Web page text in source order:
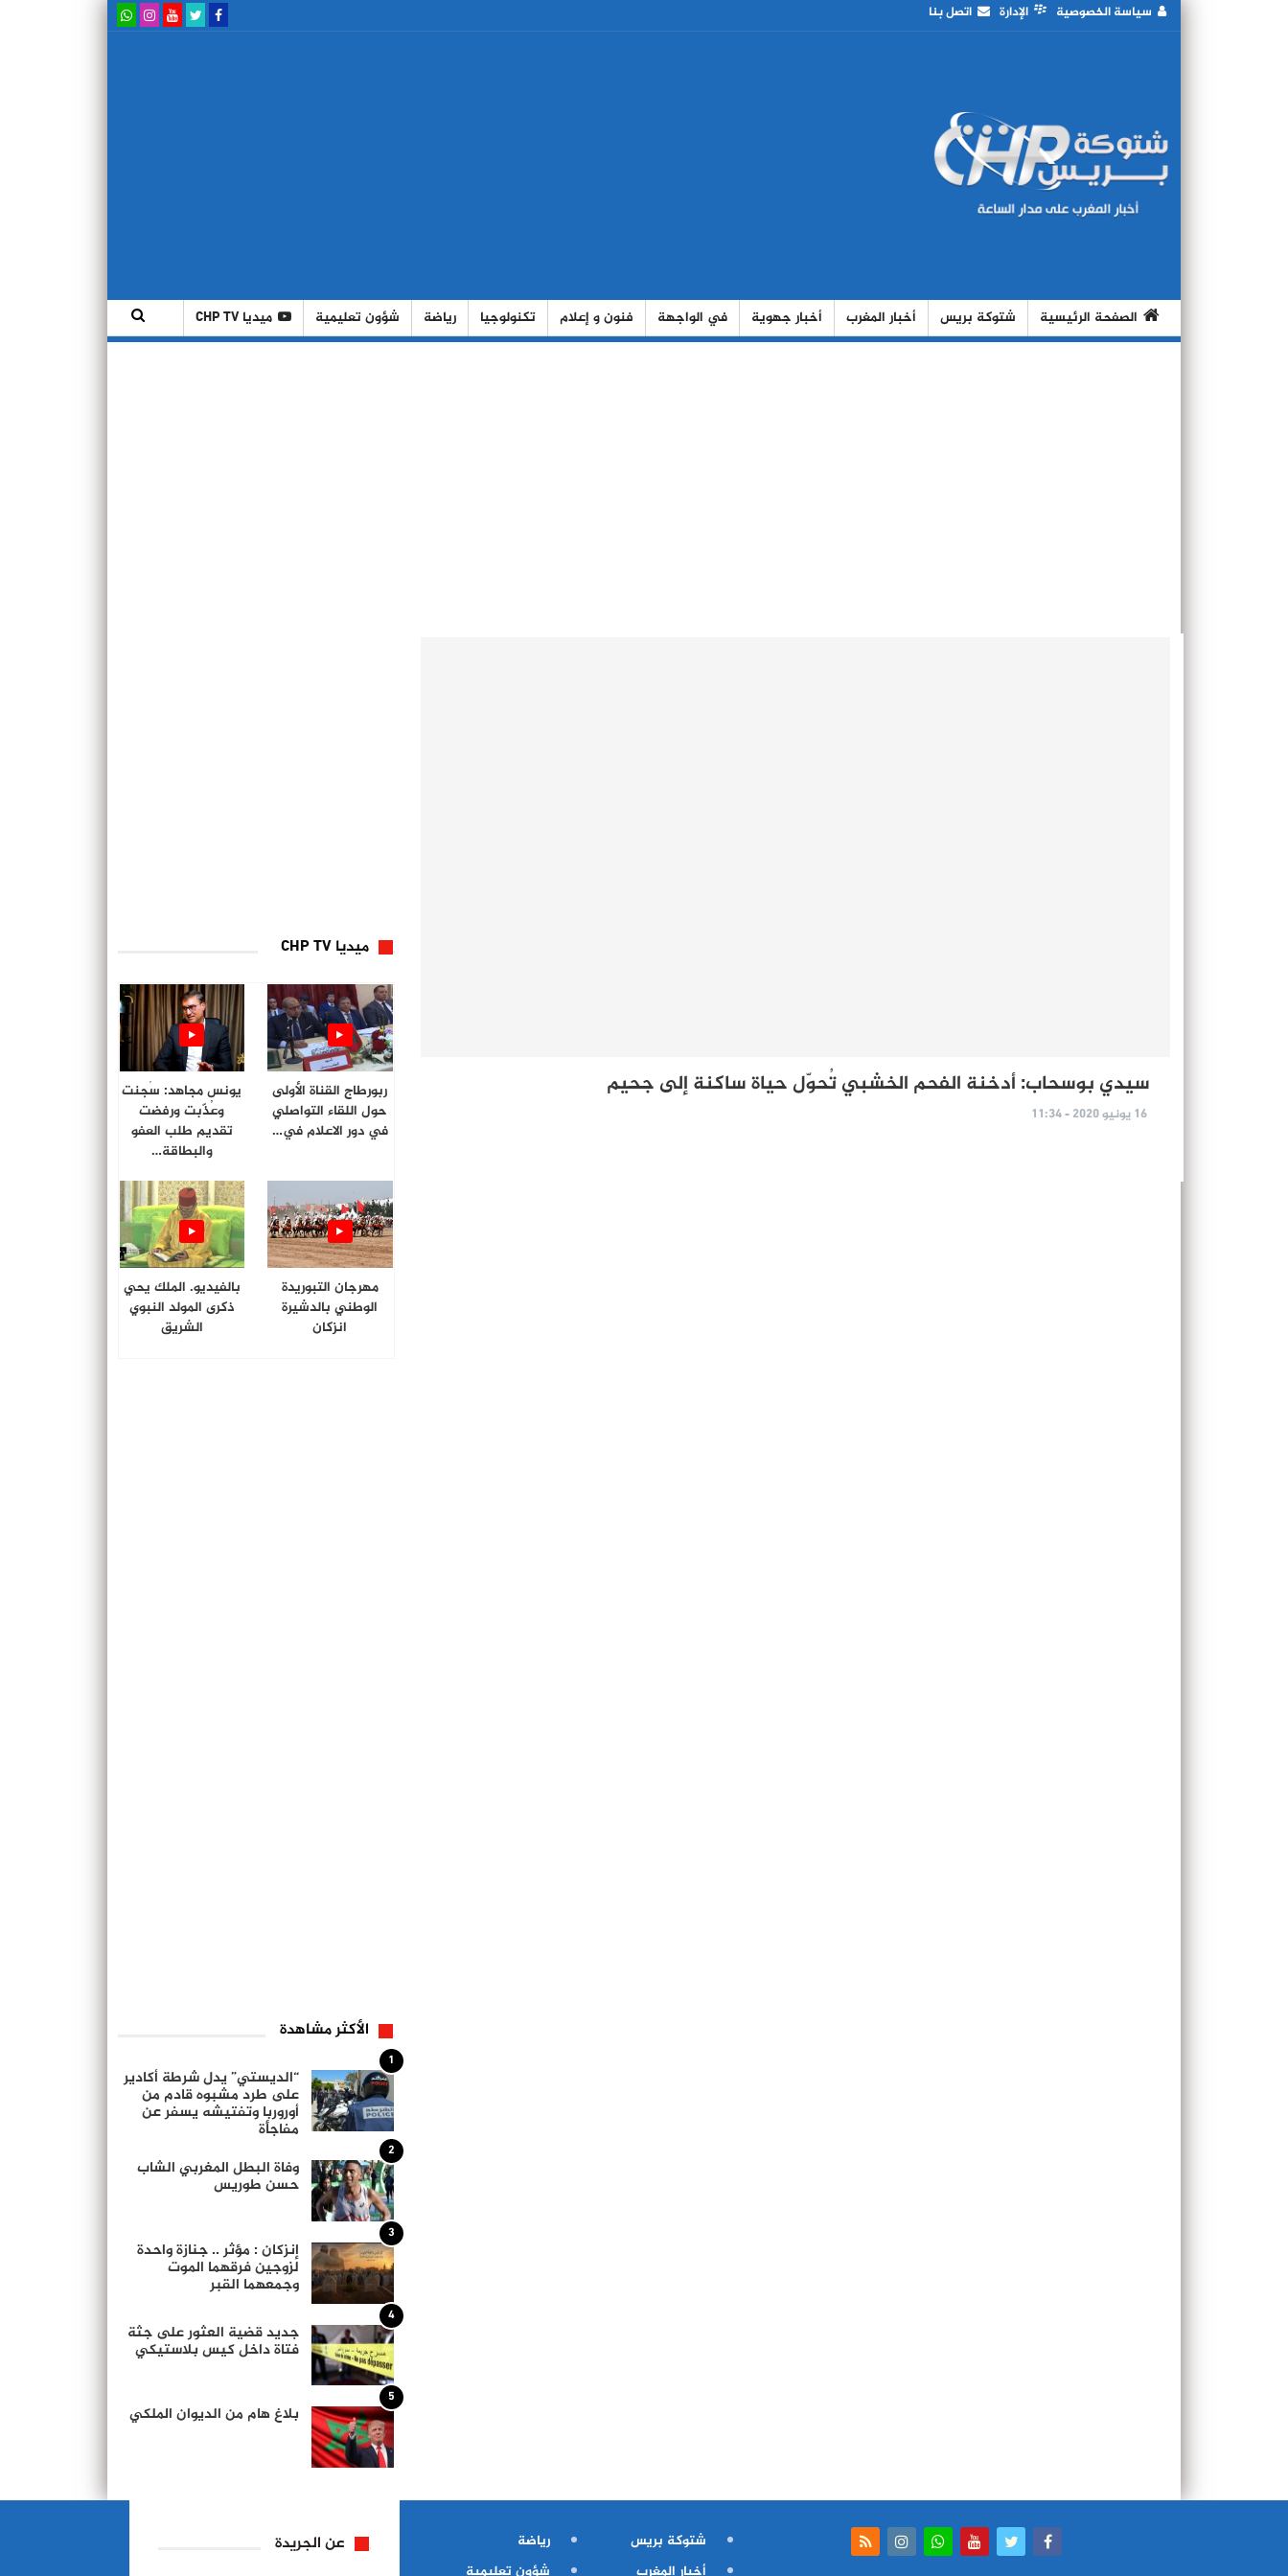
سياسة الخصوصية الإدارة اتصل بنا
الصفحة الرئيسية شتوكة بريس أخبار المغرب أخبار جهوية في الواجهة فنون و إعلام تكنولوجيا رياضة شؤون تعليمية ميديا CHP TV
سيدي بوسحاب: أدخنة الفحم الخشبي تُحوّل حياة ساكنة إلى جحيم
16 يونيو 2020 - 11:34
ميديا CHP TV
ربورطاج القناة الأولى
حول اللقاء التواصلي
في دور الاعلام في…
يونس مجاهد: سُجنت
وعُذّبت ورفضت
تقديم طلب العفو
والبطاقة…
مهرجان التبوريدة
الوطني بالدشيرة
انزكان
بالفيديو. الملك يحي
ذكرى المولد النبوي
الشريق
الأكثر مشاهدة
1
“الديستي” يدل شرطة أكادير
على طرد مشبوه قادم من
أوروربا وتفتيشه يسفر عن
مفاجأة
2
وفاة البطل المغربي الشاب
حسن طوريس
3
إنزكان : مؤثر .. جنازة واحدة
لزوجين فرقهما الموت
وجمعهما القبر
4
جديد قضية العثور على جثة
فتاة داخل كيس بلاستيكي
5
بلاغ هام من الديوان الملكي
شتوكة بريس
أخبار المغرب
رياضة
شؤون تعليمية
عن الجريدة